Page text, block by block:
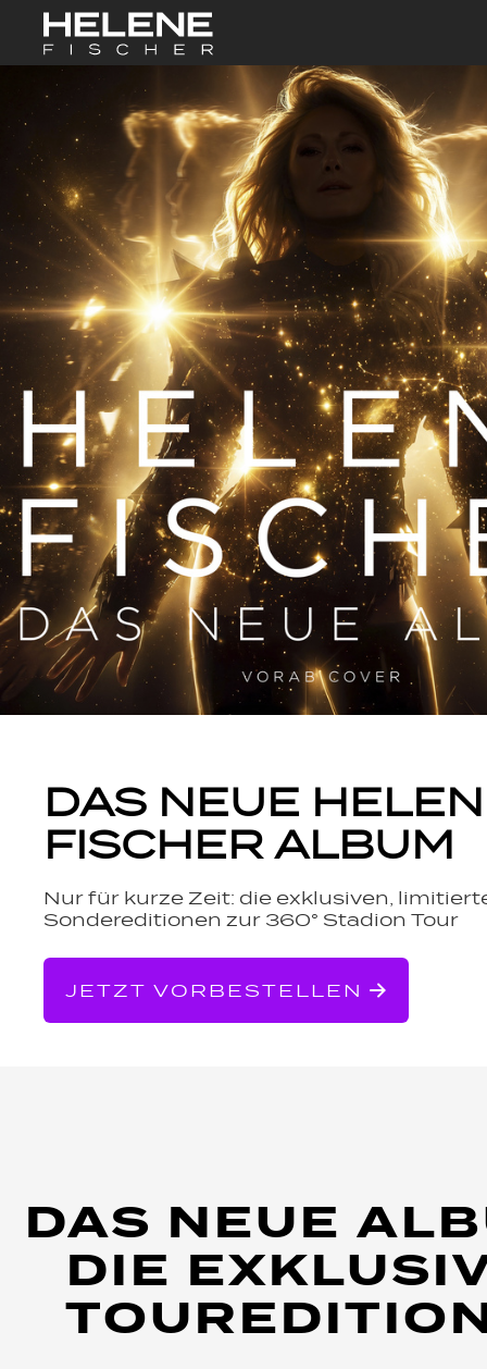
START
DAS NEUE
FISCHER ALBUM
Nur für kurze Zeit: die exklusiven,
Sondereditionen zur 360° Stadion Tour
JETZT VORBESTELLEN
DAS NEUE
DIE